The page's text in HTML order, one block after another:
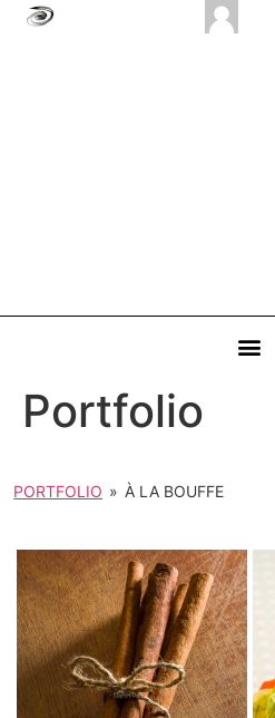
Portfolio
PORTFOLIO » À LA BOUFFE